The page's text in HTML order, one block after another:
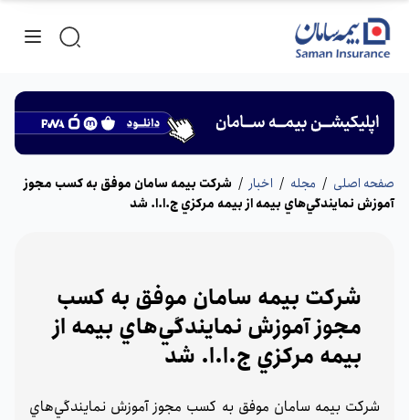
صفحه اصلی / مجله / اخبار / شركت‌ بيمه سامان موفق به كسب مجوز
آموزش نمايندگي‌هاي بيمه از بيمه مركزي ج.ا.ا. شد
شركت‌ بيمه سامان موفق به كسب
مجوز آموزش نمايندگي‌هاي بيمه از
بيمه مركزي ج.ا.ا. شد
شركت‌ بيمه سامان موفق به كسب مجوز آموزش نمايندگي‌هاي